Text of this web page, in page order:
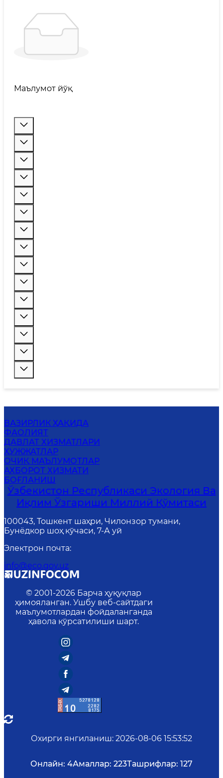
Маълумот йўқ
ВАЗИРЛИК ҲАҚИДА
ФАОЛИЯТ
ДАВЛАТ ХИЗМАТЛАРИ
ҲУЖЖАТЛАР
ОЧИҚ МАЪЛУМОТЛАР
АХБОРОТ ХИЗМАТИ
БОҒЛАНИШ
Ўзбекистон Республикаси Экология Ва
Иқлим Ўзгариши Миллий Қўмитаси
100043, Тошкент шаҳри, Чилонзор тумани,
Бунёдкор шоҳ кўчаси, 7-А уй
Электрон почта:
info@eco.gov.uz
© 2001-2026 Барча ҳуқуқлар
ҳимояланган. Ушбу веб-сайтдаги
маълумотлардан фойдаланганда
ҳавола кўрсатилиши шарт.
Охирги янгиланиш: 2026-08-06 15:53:52
Онлайн: 4Амаллар: 223Ташрифлар: 127